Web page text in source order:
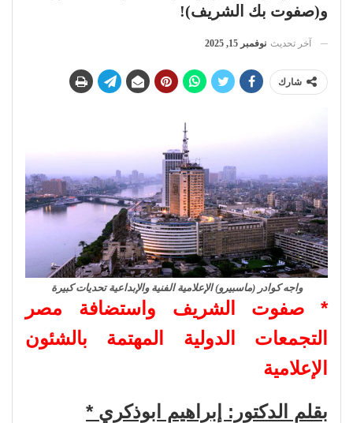
و(صفوت بك الشريف)!
آخر تحديث نوفمبر 15, 2025
شارك
واجه كوادر (ماسبيرو) الإعلامية الفنية والإبداعية تحديات كبيرة
* صفوت الشريف واستضافة مصر
التجمعات الدولية المهتمة بالشئون
الإعلامية
بقلم الدكتور: إبراهيم ابوذكري *